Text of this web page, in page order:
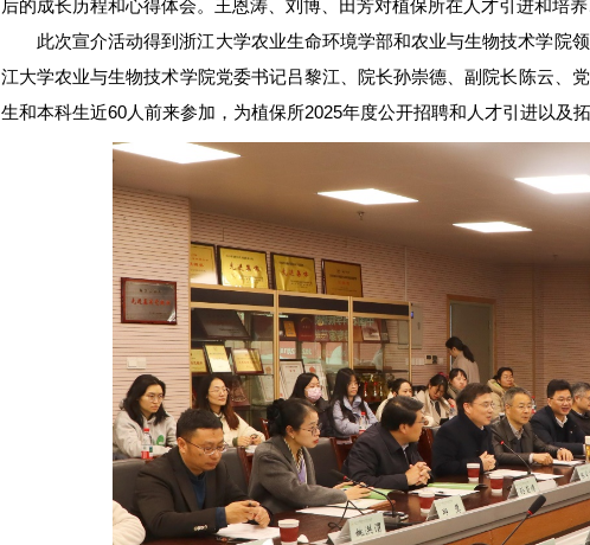
后的成长历程和心得体会。王恩涛、刘博、田芳对植保所在人才引进和培
此次宣介活动得到浙江大学农业生命环境学部和农业与生物技术学院
江大学农业与生物技术学院党委书记吕黎江、院长孙崇德、副院长陈云、
生和本科生近60人前来参加，为植保所2025年度公开招聘和人才引进以及